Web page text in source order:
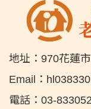
地址： 970花蓮
Email：
電話： 03-